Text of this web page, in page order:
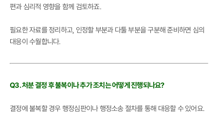
편과 심리적 영향을 함께 검토하죠.
필요한 자료를 정리하고, 인정할 부분과 다툴 부분을 구분해 준비하면 심의
대응이 수월합니다.
Q3. 처분 결정 후 불복이나 추가 조치는 어떻게 진행되나요?
결정에 불복할 경우 행정심판이나 행정소송 절차를 통해 대응할 수 있어요.